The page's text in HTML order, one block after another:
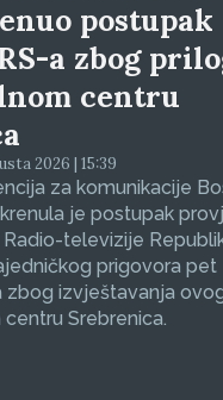
postupak
a zbog
centru
2026 | 15:39
za komunikacije
je postupak
televizije
prigovora pet
zbog izvještavanja
Srebrenica.